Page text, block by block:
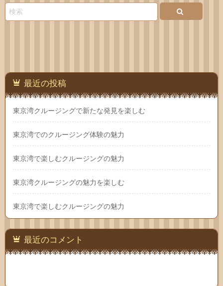
最近の投稿
東京湾クルージングで新たな発見を楽しむ
東京湾でのクルージング体験の魅力
東京湾で楽しむクルージングの魅力
東京湾クルージングの魅力を楽しむ
東京湾で楽しむクルージングの魅力
最近のコメント